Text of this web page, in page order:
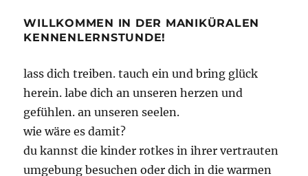
WILLKOMMEN IN DER MANIKÜRALEN
KENNENLERNSTUNDE!
lass dich treiben. tauch ein und bring glück
herein. labe dich an unseren herzen und
gefühlen. an unseren seelen.
wie wäre es damit?
du kannst die kinder rotkes in ihrer vertrauten
umgebung besuchen oder dich in die warmen